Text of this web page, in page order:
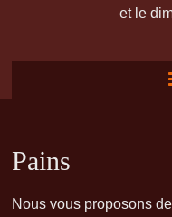
et le
Pains
Nous vous proposons